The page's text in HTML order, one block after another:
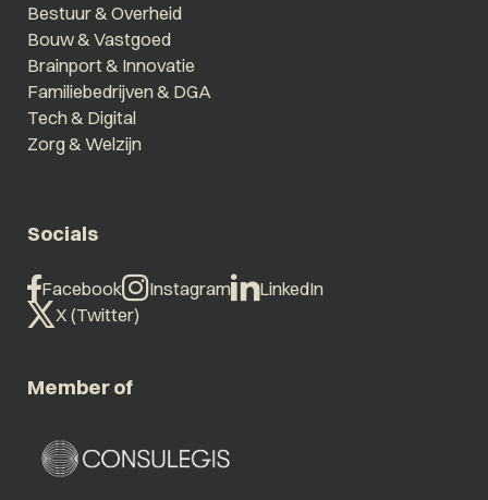
Bestuur & Overheid
Bouw & Vastgoed
Brainport & Innovatie
Familiebedrijven & DGA
Tech & Digital
Zorg & Welzijn
Socials
Facebook Instagram
LinkedIn
X (Twitter)
Member of